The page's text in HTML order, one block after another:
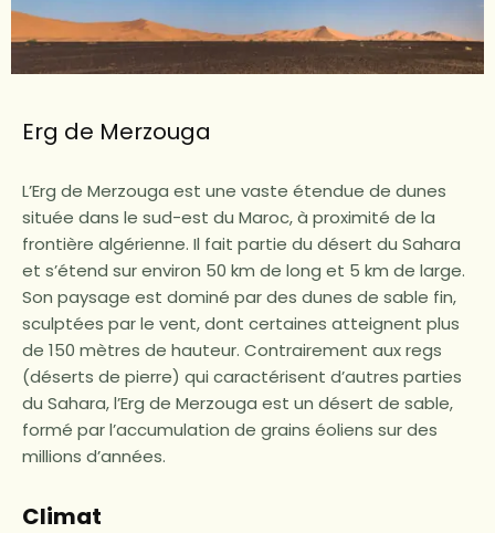
Erg de Merzouga
L’Erg de Merzouga est une vaste étendue de dunes
située dans le sud-est du Maroc, à proximité de la
frontière algérienne. Il fait partie du désert du Sahara
et s’étend sur environ 50 km de long et 5 km de large.
Son paysage est dominé par des dunes de sable fin,
sculptées par le vent, dont certaines atteignent plus
de 150 mètres de hauteur. Contrairement aux regs
(déserts de pierre) qui caractérisent d’autres parties
du Sahara, l’Erg de Merzouga est un désert de sable,
formé par l’accumulation de grains éoliens sur des
millions d’années.
Climat